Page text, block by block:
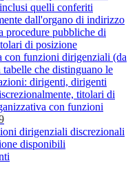
quelli conferiti
dall'organo di indirizzo
procedure pubbliche di
di posizione
con funzioni dirigenziali (da
che distinguano le
dirigenti, dirigenti
titolari di
con funzioni
dirigenziali discrezionali
disponibili